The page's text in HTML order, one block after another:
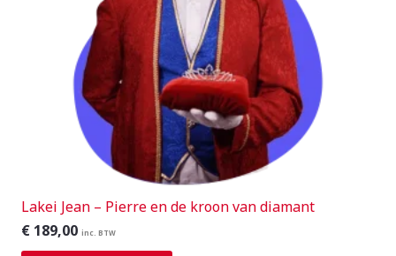
Lakei Jean – Pierre en de kroon van diamant
€ 189,00 inc. BTW